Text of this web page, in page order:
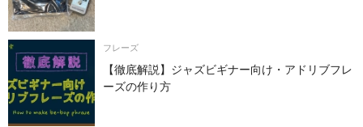
フレーズ
【徹底解説】ジャズビギナー向け・アドリブフレ
ーズの作り方